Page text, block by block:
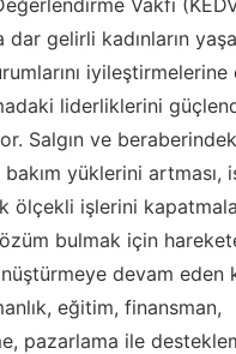
dar gelirli kadınların
liderliklerini
Salgın ve
bakım yüklerini artması,
ölçekli işlerini
bulmak için
devam eden
eğitim, finansman,
pazarlama ile